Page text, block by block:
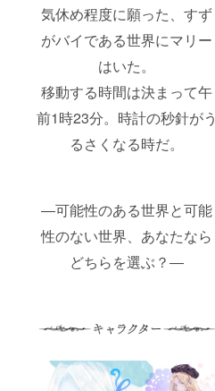
気休め程度に願った、すず
がバイである世界にマリー
はいた。
移動する時間は決まって午
前1時23分。時計の秒針がう
るさくなる時だ。
―可能性のある世界と可能
性のない世界、あなたなら
どちらを選ぶ？―